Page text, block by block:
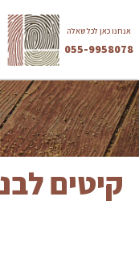
title סמן כותרות
settings צבע רקע
zoom_out זום (הקטנה)
zoom_in זום (הגדלה)
to
content
אנחנו כאן לכל שאלה
055-9958078
קיטים